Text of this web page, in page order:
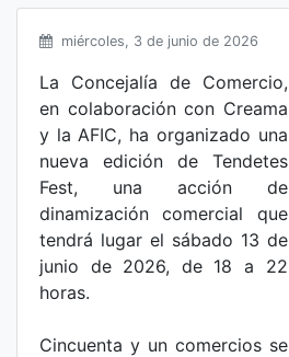
miércoles, 3 de junio de 2026
La Concejalía de Comercio,
en colaboración con Creama
y la AFIC, ha organizado una
nueva edición de Tendetes
Fest, una acción de
dinamización comercial que
tendrá lugar el sábado 13 de
junio de 2026, de 18 a 22
horas.
Cincuenta y un comercios se